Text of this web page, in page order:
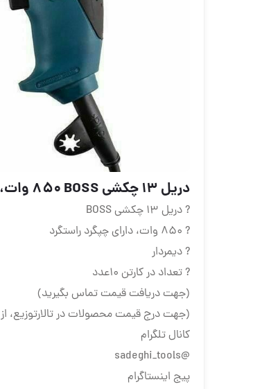
دریل ١٣ چکشی BOSS ٨۵٠ وات، دارای
? دریل ١٣ چکشی BOSS
? ٨۵٠ وات، دارای چپگرد راستگرد
? دیمردار
? تعداد در کارتن ١٠عدد
(جهت دریافت قیمت تماس بگیرید)
(جهت درج قیمت محصولات در تالارتوزیع، از
کانال تلگرام
@sadeghi_tools
پیج اینستاگرام